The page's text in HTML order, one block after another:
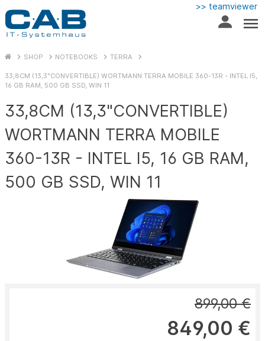
>> teamviewer
SHOP NOTEBOOKS TERRA
33,8CM (13,3"CONVERTIBLE) WORTMANN TERRA MOBILE 360-13R - INTEL I5,
16 GB RAM, 500 GB SSD, WIN 11
33,8CM (13,3"CONVERTIBLE)
WORTMANN TERRA MOBILE
360-13R - INTEL I5, 16 GB RAM,
500 GB SSD, WIN 11
899,00 €
849,00 €